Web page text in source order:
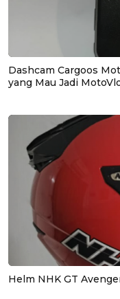
Dashcam Cargoos
yang Mau Jadi
Helm NHK GT